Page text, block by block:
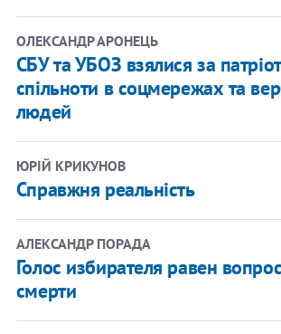
ОЛЕКСАНДР АРОНЕЦЬ
СБУ та УБОЗ взялися за
спільноти в соцмережах та
людей
ЮРІЙ КРИКУНОВ
Справжня реальність
АЛЕКСАНДР ПОРАДА
Голос избирателя равен
смерти